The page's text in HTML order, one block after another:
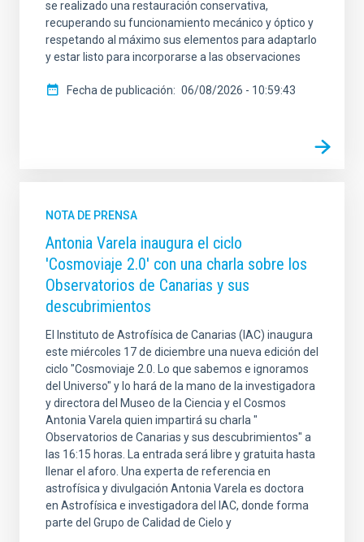
se realizado una restauración conservativa,
recuperando su funcionamiento mecánico y óptico y
respetando al máximo sus elementos para adaptarlo
y estar listo para incorporarse a las observaciones
Fecha de publicación 06/08/2026 - 10:59:43
NOTA DE PRENSA
Antonia Varela inaugura el ciclo
'Cosmoviaje 2.0' con una charla sobre los
Observatorios de Canarias y sus
descubrimientos
El Instituto de Astrofísica de Canarias (IAC) inaugura
este miércoles 17 de diciembre una nueva edición del
ciclo "Cosmoviaje 2.0. Lo que sabemos e ignoramos
del Universo" y lo hará de la mano de la investigadora
y directora del Museo de la Ciencia y el Cosmos
Antonia Varela quien impartirá su charla "
Observatorios de Canarias y sus descubrimientos" a
las 16:15 horas. La entrada será libre y gratuita hasta
llenar el aforo. Una experta de referencia en
astrofísica y divulgación Antonia Varela es doctora
en Astrofísica e investigadora del IAC, donde forma
parte del Grupo de Calidad de Cielo y